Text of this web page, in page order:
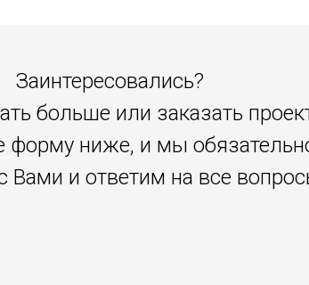
Заинтересовались?
больше или заказать
форму ниже, и мы
Вами и ответим на все